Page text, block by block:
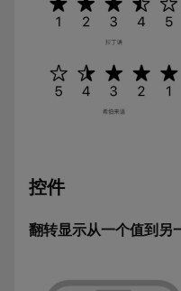
控件
翻转显示从一个值到另